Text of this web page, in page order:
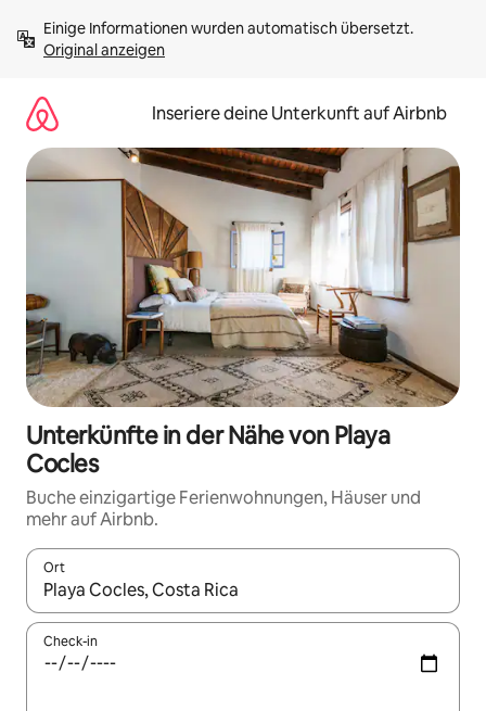
Inhalten
springenOriginal anzeigen
Inseriere deine Unterkunft auf Airbnb
Unterkünfte in der Nähe von Playa
Cocles
Buche einzigartige Ferienwohnungen, Häuser und
mehr auf Airbnb.
Ort
Wenn Ergebnisse verfügbar sind, navigiere mit den
Check-in